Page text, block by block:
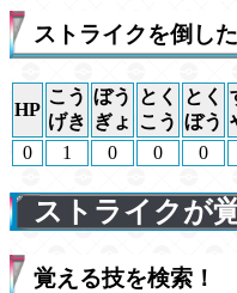
ストライクを倒し
HP
こう
げき
ぼう
ぎょ
とく
こう
とく
ぼう
0
1 0 0 0
ストライクが
覚える技を検索！